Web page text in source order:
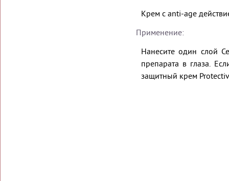
Крем с anti-age
Применение:
Нанесите один слой
препарата в глаза.
защитный крем